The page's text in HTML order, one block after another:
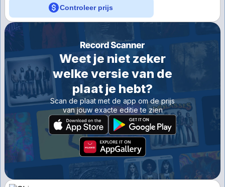
Controleer prijs
Weet je niet zeker
welke versie van de
plaat je hebt?
Scan de plaat met de app om de prijs
van jouw exacte editie te zien